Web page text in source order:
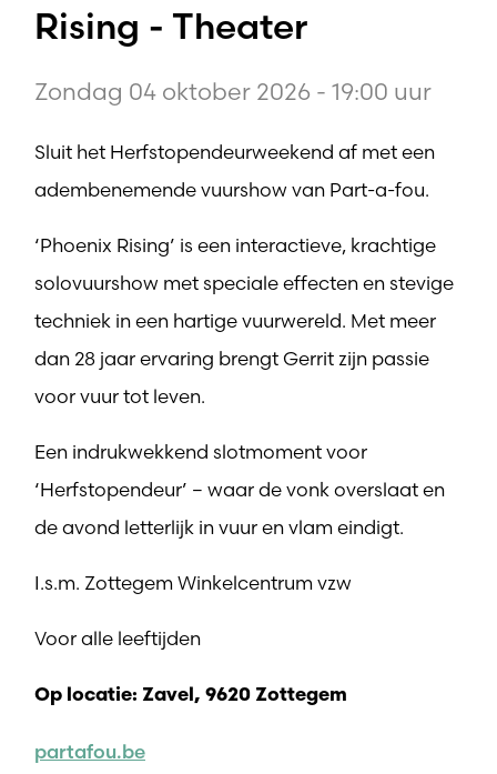
Rising - Theater
Zondag 04 oktober 2026 - 19:00 uur
Sluit het Herfstopendeurweekend af met een
adembenemende vuurshow van Part-a-fou.
‘Phoenix Rising’ is een interactieve, krachtige
solovuurshow met speciale effecten en stevige
techniek in een hartige vuurwereld. Met meer
dan 28 jaar ervaring brengt Gerrit zijn passie
voor vuur tot leven.
Een indrukwekkend slotmoment voor
‘Herfstopendeur’ – waar de vonk overslaat en
de avond letterlijk in vuur en vlam eindigt.
I.s.m. Zottegem Winkelcentrum vzw
Voor alle leeftijden
Op locatie: Zavel, 9620 Zottegem
partafou.be